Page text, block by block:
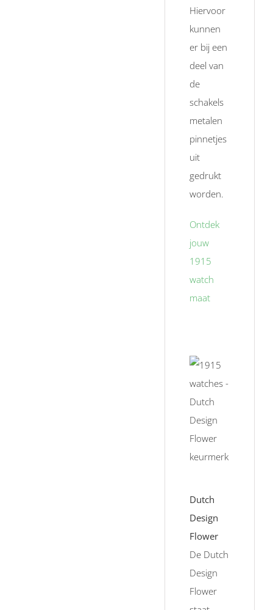
Hiervoor
kunnen
er bij een
deel van
de
schakels
metalen
pinnetjes
uit
gedrukt
worden.
Ontdek
jouw
1915
watch
maat
Dutch
Design
Flower
De Dutch
Design
Flower